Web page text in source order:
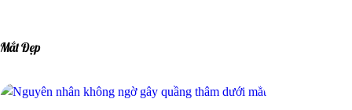
Mắt Đẹp